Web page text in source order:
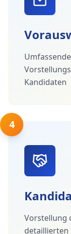
Kandidaten
4
Vorstellung
detaillierten